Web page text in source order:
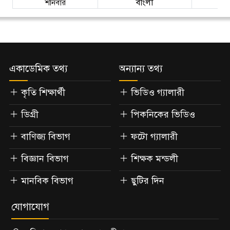
শনিবার বাংলা
একাডেমিক তথ্য
কৃতি শিক্ষার্থী
ডিগ্রী
বাণিজ্য বিভাগ
বিজ্ঞান বিভাগ
মানবিক বিভাগ
অন্যান্য তথ্য
ভিডিও গ্যালারী
পিকনিকের ভিডিও
ফটো গ্যালারী
শিক্ষক মন্ডলী
ছুটির দিন
যোগাযোগ